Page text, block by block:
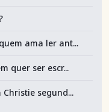
ama ler ant...
quer ser escr...
segund...